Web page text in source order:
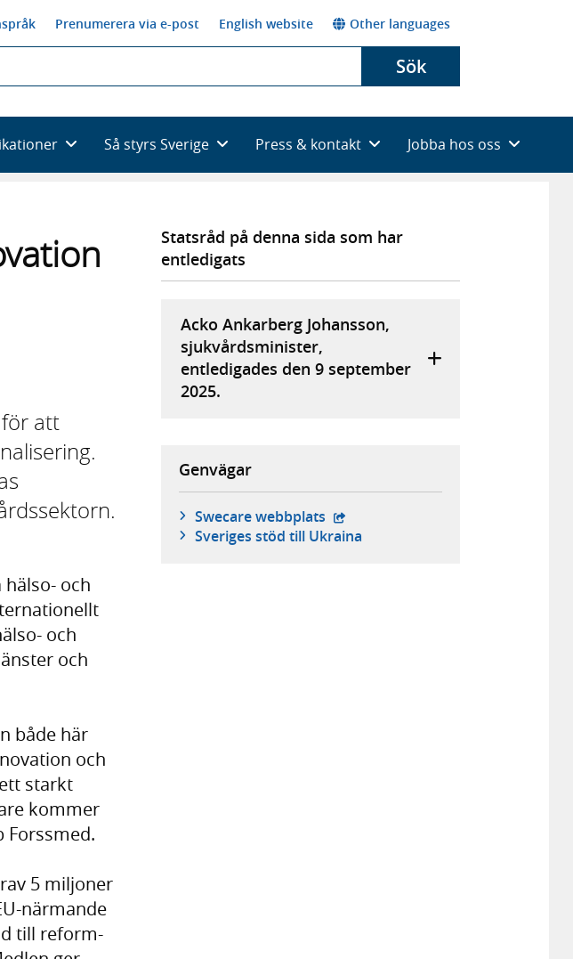
Prenumerera via e-post English website Other languages
Sök
Så styrs Sverige Press & kontakt Jobba hos oss
att
och
och
och
både här
och
starkt
kommer
Forssmed.
5 miljoner
närmande
till reform-
Statsråd på denna sida som har
entledigats
Acko Ankarberg Johansson,
sjukvårdsminister,
entledigades den 9 september
2025.
Genvägar
Swecare webbplats - extern webbplats,
Sveriges stöd till Ukraina